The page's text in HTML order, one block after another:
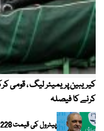
کرنے کا فیصلہ